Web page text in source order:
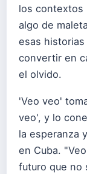
los contextos
algo de
esas
convertir en
el olvido.
'Veo veo'
veo', y lo
la esperanza
en Cuba.
futuro que no